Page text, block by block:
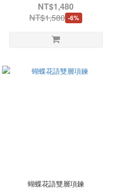
NT$1,480
NT$1,580 -6%
蝴蝶花語雙層項鍊